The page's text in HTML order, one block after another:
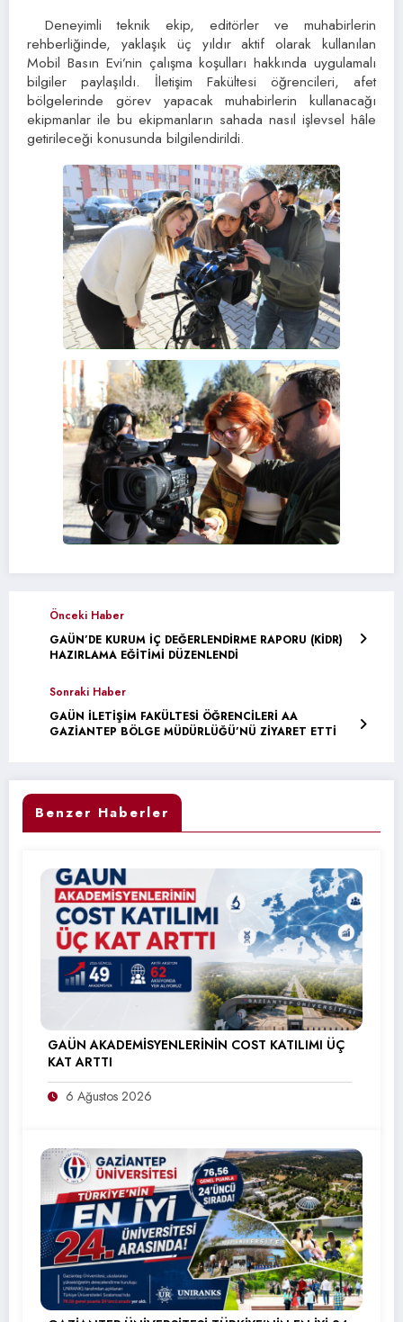
Deneyimli teknik ekip, editörler ve muhabirlerin
rehberliğinde, yaklaşık üç yıldır aktif olarak kullanılan
Mobil Basın Evi’nin çalışma koşulları hakkında uygulamalı
bilgiler paylaşıldı. İletişim Fakültesi öğrencileri, afet
bölgelerinde görev yapacak muhabirlerin kullanacağı
ekipmanlar ile bu ekipmanların sahada nasıl işlevsel hâle
getirileceği konusunda bilgilendirildi.
Önceki Haber
GAÜN’DE KURUM İÇ DEĞERLENDİRME RAPORU (KİDR)
HAZIRLAMA EĞİTİMİ DÜZENLENDİ
Sonraki Haber
GAÜN İLETİŞİM FAKÜLTESİ ÖĞRENCİLERİ AA
GAZİANTEP BÖLGE MÜDÜRLÜĞÜ’NÜ ZİYARET ETTİ
Benzer Haberler
GAÜN AKADEMİSYENLERİNİN COST KATILIMI ÜÇ
KAT ARTTI
6 Ağustos 2026